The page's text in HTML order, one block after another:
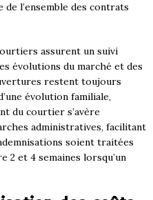
l’ensemble des contrats
assurent un suivi
évolutions du marché et des
restent toujours
évolution familiale,
du courtier s’avère
administratives, facilitant
soient traitées
2 et 4 semaines lorsqu’un